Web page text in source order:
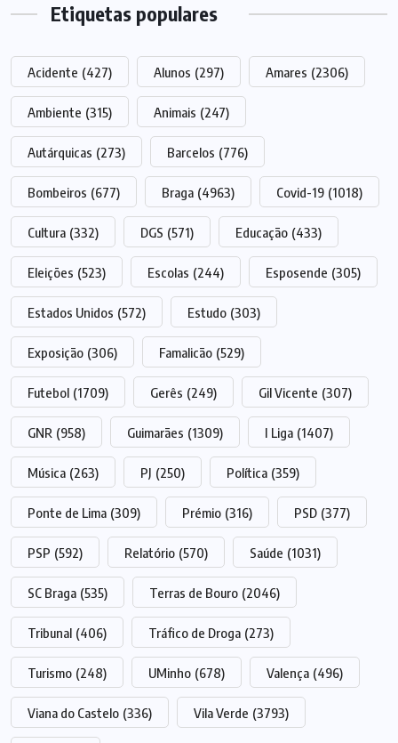
Etiquetas populares
Acidente (427) Alunos (297) Amares (2306)
Ambiente (315) Animais (247)
Autárquicas (273) Barcelos (776)
Bombeiros (677) Braga (4963) Covid-19 (1018)
Cultura (332) DGS (571) Educação (433)
Eleições (523) Escolas (244) Esposende (305)
Estados Unidos (572) Estudo (303)
Exposição (306) Famalicão (529)
Futebol (1709) Gerês (249) Gil Vicente (307)
GNR (958) Guimarães (1309) I Liga (1407)
Música (263) PJ (250) Política (359)
Ponte de Lima (309) Prémio (316) PSD (377)
PSP (592) Relatório (570) Saúde (1031)
SC Braga (535) Terras de Bouro (2046)
Tribunal (406) Tráfico de Droga (273)
Turismo (248) UMinho (678) Valença (496)
Viana do Castelo (336) Vila Verde (3793)